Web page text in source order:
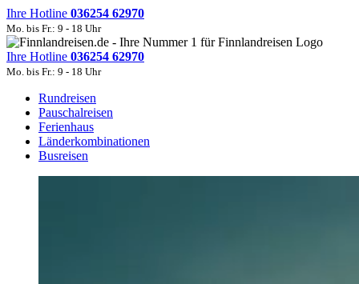
Ihre Hotline 036254 62970
Mo. bis Fr.: 9 - 18 Uhr
Ihre Hotline 036254 62970
Mo. bis Fr.: 9 - 18 Uhr
Rundreisen
Pauschalreisen
Ferienhaus
Länderkombinationen
Busreisen